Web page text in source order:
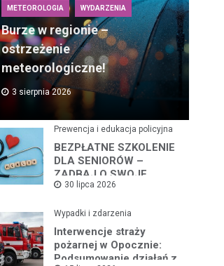
METEOROLOGIA WYDARZENIA
Burze w regionie –
ostrzeżenie
meteorologiczne!
3 sierpnia 2026
Prewencja i edukacja policyjna
BEZPŁATNE SZKOLENIE
DLA SENIORÓW –
ZADBAJ O SWOJE
BEZPIECZEŃSTWO
30 lipca 2026
Wypadki i zdarzenia
Interwencje straży
pożarnej w Opocznie:
Podsumowanie działań z